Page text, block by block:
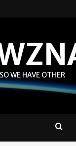
WE HAVE OTHER